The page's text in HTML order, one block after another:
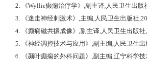
2. 《Wyllie癫痫治疗学》,副主译,人民卫生出版
3. 《迷走神经刺激术》,主编,人民卫生出版社
4. 《癫痫磁共振成像》,副主译,人民卫生出版社
5. 《神经调控技术与应用》,副主编,人民卫生出
6. 《颞叶癫痫的外科问题》,副主编,辽宁科学技